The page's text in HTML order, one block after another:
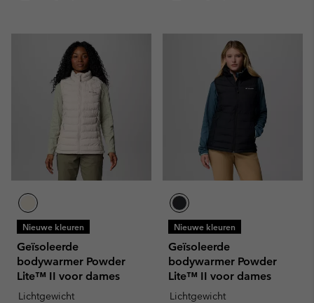
Nieuwe kleuren
Geïsoleerde
bodywarmer Powder
Lite™ II voor dames
Lichtgewicht
Nieuwe kleuren
Geïsoleerde
bodywarmer Powder
Lite™ II voor dames
Lichtgewicht